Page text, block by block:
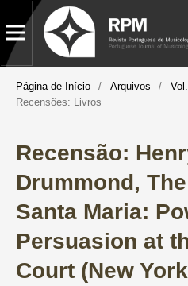
Página de Início / Arquivos /
Recensões: Livros
Recensão:
Drummond,
Santa Maria:
Persuasion at
Court (New